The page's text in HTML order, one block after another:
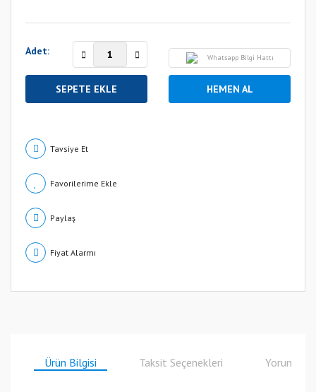
Adet:
Whatsapp Bilgi Hattı
SEPETE EKLE HEMEN AL
Tavsiye Et
Paylaş
Fiyat Alarmı
Ürün Bilgisi Taksit Seçenekleri Yorumlar